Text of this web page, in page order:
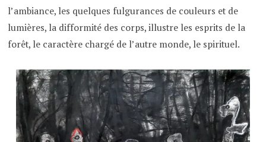
l’ambiance, les quelques fulgurances de couleurs et de
lumières, la difformité des corps, illustre les esprits de la
forêt, le caractère chargé de l’autre monde, le spirituel.